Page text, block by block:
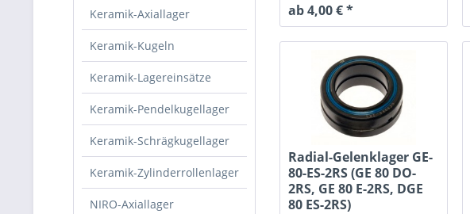
Keramik-Axiallager
Keramik-Kugeln
Keramik-Lagereinsätze
Keramik-Pendelkugellager
Keramik-Schrägkugellager
Keramik-Zylinderrollenlager
NIRO-Axiallager
ab 4,00 € *
Radial-Gelenklager GE-
80-ES-2RS (GE 80 DO-
2RS, GE 80 E-2RS, DGE
80 ES-2RS)